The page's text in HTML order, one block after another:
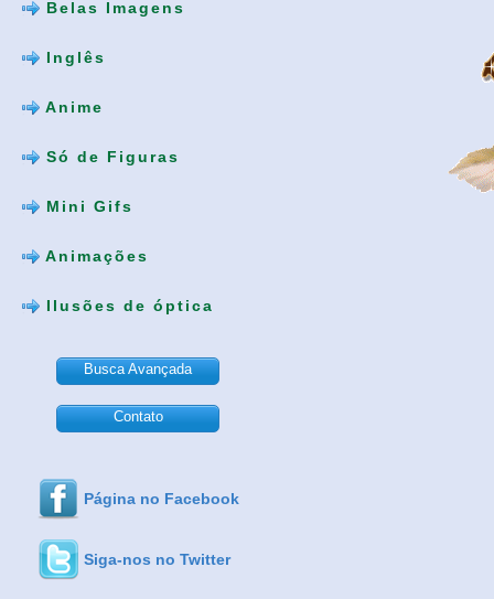
Belas Imagens
Inglês
Anime
Só de Figuras
Mini Gifs
Animações
Ilusões de óptica
Busca Avançada
Contato
Página no Facebook
Siga-nos no Twitter